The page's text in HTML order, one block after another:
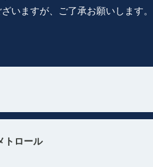
いますが、ご了承お願いします。
トロール